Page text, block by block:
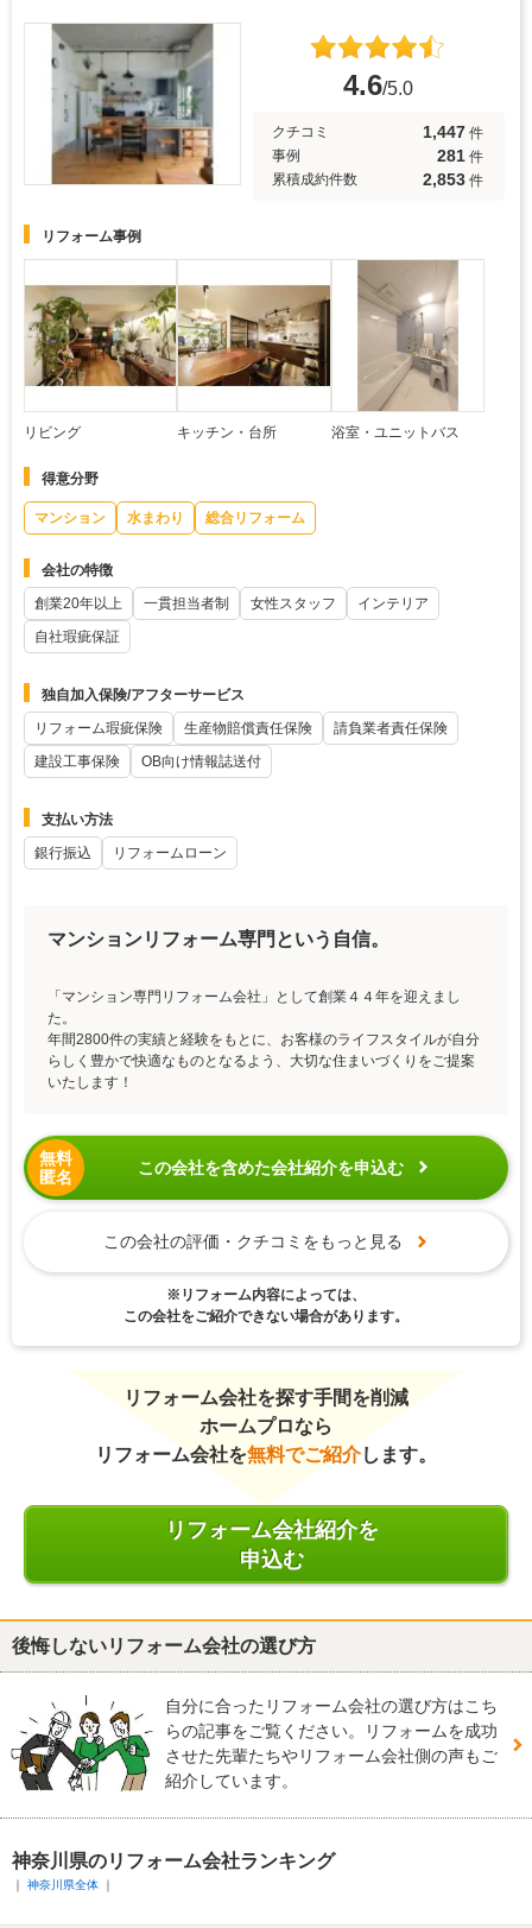
4.6/5.0
クチコミ 1,447 件
事例
281 件
累積成約件数
2,853 件
リフォーム事例
リビング キッチン・台所 浴室・ユニットバス
得意分野
マンション 水まわり 総合リフォーム
会社の特徴
創業20年以上
一貫担当者制 女性スタッフ
インテリア
自社瑕疵保証
独自加入保険/アフターサービス
リフォーム瑕疵保険
生産物賠償責任保険
請負業者責任保険
建設工事保険
OB向け情報誌送付
支払い方法
銀行振込
リフォームローン
マンションリフォーム専門という自信。
「マンション専門リフォーム会社」として創業４４年を迎えまし
た。
年間2800件の実績と経験をもとに、お客様のライフスタイルが自分
らしく豊かで快適なものとなるよう、大切な住まいづくりをご提案
いたします！
無料
匿名
この会社を含めた会社紹介を申込む
この会社の評価・クチコミをもっと見る
※リフォーム内容によっては、
この会社をご紹介できない場合があります。
リフォーム会社を探す手間を削減
ホームプロなら
リフォーム会社を無料でご紹介します。
リフォーム会社紹介を
申込む
後悔しないリフォーム会社の選び方
自分に合ったリフォーム会社の選び方はこち
らの記事をご覧ください。リフォームを成功
させた先輩たちやリフォーム会社側の声もご
紹介しています。
神奈川県のリフォーム会社ランキング
神奈川県全体